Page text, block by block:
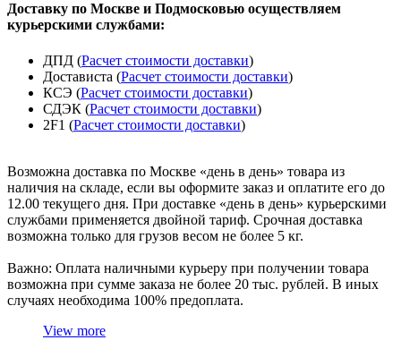
Доставку по Москве и Подмосковью осуществляем
курьерскими службами:
ДПД (Расчет стоимости доставки)
Достависта (Расчет стоимости доставки)
КСЭ (Расчет стоимости доставки)
СДЭК (Расчет стоимости доставки)
2F1 (Расчет стоимости доставки)
Возможна доставка по Москве «день в день» товара из
наличия на складе, если вы оформите заказ и оплатите его до
12.00 текущего дня. При доставке «день в день» курьерскими
службами применяется двойной тариф. Срочная доставка
возможна только для грузов весом не более 5 кг.
Важно: Оплата наличными курьеру при получении товара
возможна при сумме заказа не более 20 тыс. рублей. В иных
случаях необходима 100% предоплата.
View more